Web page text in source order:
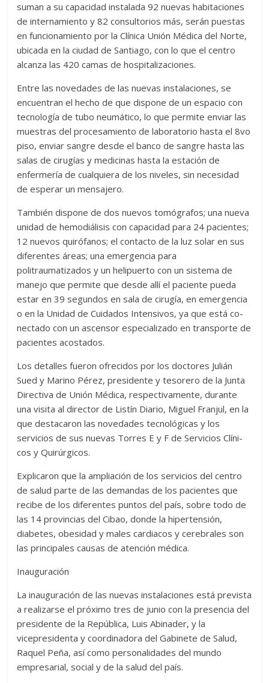
suman a su capa­cidad instalada 92 nuevas habitaciones
de interna­miento y 82 consultorios más, serán puestas
en fun­cionamiento por la Clíni­ca Unión Médica del Nor­te,
ubicada en la ciudad de Santiago, con lo que el cen­tro
alcanza las 420 camas de hospitalizaciones.
Entre las novedades de las nuevas instalaciones, se
encuentran el hecho de que dispone de un espa­cio con
tecnología de tubo neumático, lo que permi­te enviar las
muestras del procesamiento de labora­torio hasta el 8vo
piso, en­viar sangre desde el banco de sangre hasta las
salas de cirugías y medicinas hasta la estación de
enfermería de cualquiera de los nive­les, sin necesidad
de espe­rar un mensajero.
También dispone de dos nuevos tomógrafos; una nueva
unidad de hemodiá­lisis con capacidad para 24 pacientes;
12 nuevos qui­rófanos; el contacto de la luz solar en sus
diferentes áreas; una emergencia pa­ra
politraumatizados y un helipuerto con un sistema de
manejo que permite que desde allí el paciente pueda
estar en 39 segundos en sa­la de cirugía, en emergencia
o en la Unidad de Cuidados Intensivos, ya que está co­
nectado con un ascensor es­pecializado en transporte de
pacientes acostados.
Los detalles fueron ofreci­dos por los doctores Julián
Sued y Marino Pérez, presi­dente y tesorero de la Junta
Directiva de Unión Médica, respectivamente, durante
una visita al director de Lis­tín Diario, Miguel Franjul, en la
que destacaron las no­vedades tecnológicas y los
servicios de sus nuevas To­rres E y F de Servicios Clíni­
cos y Quirúrgicos.
Explicaron que la ampliación de los servicios del centro
de salud parte de las demandas de los pacientes que
recibe de los diferentes puntos del país, sobre todo de
las 14 provin­cias del Cibao, donde la hiper­tensión,
diabetes, obesidad y males cardiacos y cerebrales son
las principales causas de atención médica.
Inauguración
La inauguración de las nue­vas instalaciones está pre­vista
a realizarse el próximo tres de junio con la presen­cia del
presidente de la Re­pública, Luis Abinader, y la
vicepresidenta y coordina­dora del Gabinete de Sa­lud,
Raquel Peña, así como personalidades del mundo
empresarial, social y de la salud del país.